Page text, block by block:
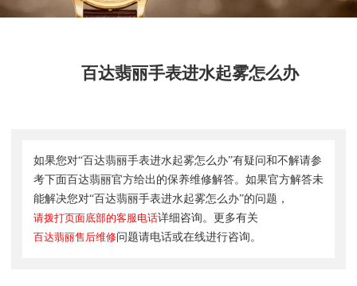
百达翡丽手表进水起雾怎么办
如果您对“百达翡丽手表进水起雾怎么办”有疑问和不解请参
考下面百达翡丽官方给出的保养维修解答。如果官方解答未
能解决您对“百达翡丽手表进水起雾怎么办”的问题，
请拨打页面底部的客服电话详细咨询。更多有关
百达翡丽售后维修问题请电话或在线进行咨询。